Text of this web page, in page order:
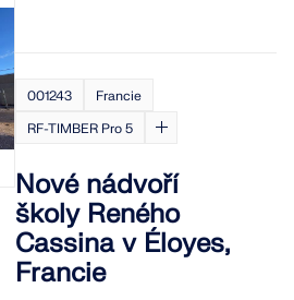
001243
Francie
RF-TIMBER Pro 5
Nové nádvoří
školy Reného
Cassina v Éloyes,
Francie